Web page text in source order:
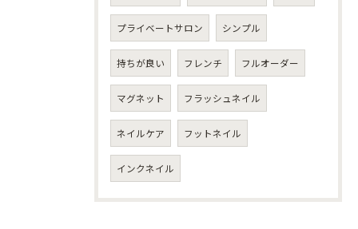
プライベートサロン シンプル
持ちが良い フレンチ フルオーダー
マグネット フラッシュネイル
ネイルケア フットネイル
インクネイル